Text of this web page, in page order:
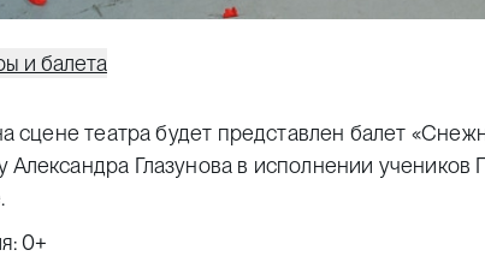
и балета
сцене театра будет представлен балет
Александра Глазунова в исполнении учеников
.
0+